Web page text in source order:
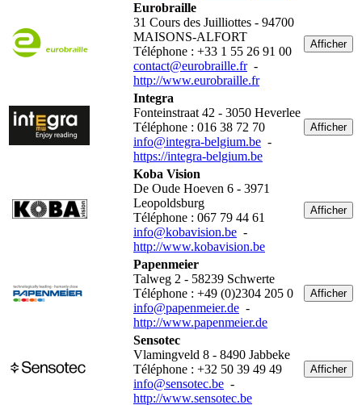
Eurobraille
31 Cours des Juilliottes - 94700
MAISONS-ALFORT
Téléphone : +33 1 55 26 91 00
contact@eurobraille.fr-
http://www.eurobraille.fr
Afficher
Integra
Fonteinstraat 42 - 3050 Heverlee
Téléphone : 016 38 72 70
info@integra-belgium.be -
https://integra-belgium.be
Afficher
Koba Vision
De Oude Hoeven 6 - 3971
Leopoldsburg
Téléphone : 067 79 44 61
info@kobavision.be -
http://www.kobavision.be
Afficher
Papenmeier
Talweg 2 - 58239 Schwerte
Téléphone : +49 (0)2304 205 0
info@papenmeier.de -
http://www.papenmeier.de
Afficher
Sensotec
Vlamingveld 8 - 8490 Jabbeke
Téléphone : +32 50 39 49 49
info@sensotec.be -
http://www.sensotec.be
Afficher